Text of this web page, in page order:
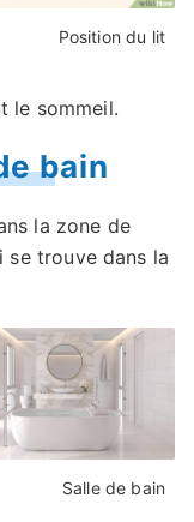
Position du lit
le sommeil.
bain
la zone de
se trouve dans la
Salle de bain